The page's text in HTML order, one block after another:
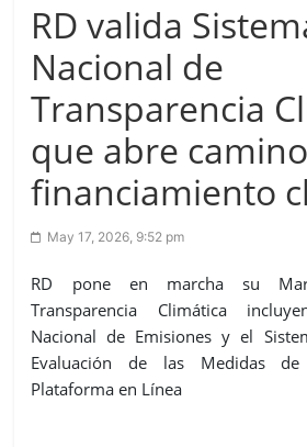
RD valida
Nacional de
Transparencia
que abre
financiamiento
May 17, 2026, 9:52 pm
RD pone en marcha su
Transparencia Climática
Nacional de Emisiones y el
Evaluación de las Medidas
Plataforma en Línea